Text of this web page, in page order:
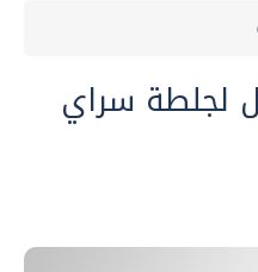
لجلطة سراي